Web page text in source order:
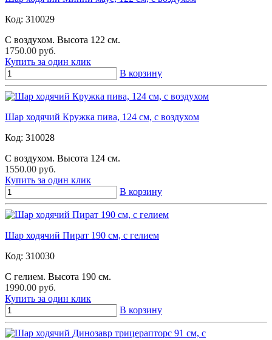
Код: 310029
С воздухом. Высота 122 см.
1750.00 руб.
Купить за один клик
В корзину
Шар ходячий Кружка пива, 124 см, с воздухом
Код: 310028
С воздухом. Высота 124 см.
1550.00 руб.
Купить за один клик
В корзину
Шар ходячий Пират 190 см, с гелием
Код: 310030
С гелием. Высота 190 см.
1990.00 руб.
Купить за один клик
В корзину